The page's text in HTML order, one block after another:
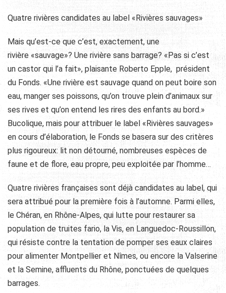
Quatre rivières candidates au label «Rivières sauvages»
Mais qu’est-ce que c’est, exactement, une
rivière «sauvage»? Une rivière sans barrage? «Pas si c’est
un castor qui l’a fait», plaisante Roberto Epple, président
du Fonds. «Une rivière est sauvage quand on peut boire son
eau, manger ses poissons, qu’on trouve plein d’animaux sur
ses rives et qu’on entend les rires des enfants au bord.»
Bucolique, mais pour attribuer le label «Rivières sauvages»
en cours d’élaboration, le Fonds se basera sur des critères
plus rigoureux: lit non détourné, nombreuses espèces de
faune et de flore, eau propre, peu exploitée par l’homme…
Quatre rivières françaises sont déjà candidates au label, qui
sera attribué pour la première fois à l’automne. Parmi elles,
le Chéran, en Rhône-Alpes, qui lutte pour restaurer sa
population de truites fario, la Vis, en Languedoc-Roussillon,
qui résiste contre la tentation de pomper ses eaux claires
pour alimenter Montpellier et Nîmes, ou encore la Valserine
et la Semine, affluents du Rhône, ponctuées de quelques
barrages.